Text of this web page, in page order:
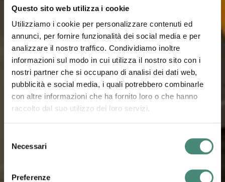
Questo sito web utilizza i cookie
Utilizziamo i cookie per personalizzare contenuti ed
annunci, per fornire funzionalità dei social media e per
analizzare il nostro traffico. Condividiamo inoltre
informazioni sul modo in cui utilizza il nostro sito con i
nostri partner che si occupano di analisi dei dati web,
pubblicità e social media, i quali potrebbero combinarle
con altre informazioni che ha fornito loro o che hanno
raccolto dal suo utilizzo dei loro servizi.
delNecessari
Preferenze